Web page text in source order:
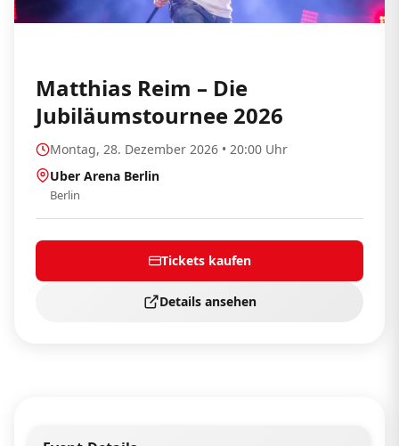
Matthias Reim – Die
Jubiläumstournee 2026
Montag, 28. Dezember 2026 • 20:00 Uhr
Uber Arena Berlin
Berlin
Tickets kaufen
Details ansehen